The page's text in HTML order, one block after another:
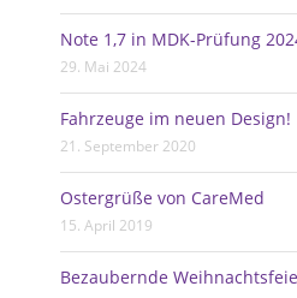
Note 1,7 in MDK-Prüfung
29. Mai 2024
Fahrzeuge im neuen Design!
21. September 2020
Ostergrüße von CareMed
15. April 2019
Bezaubernde